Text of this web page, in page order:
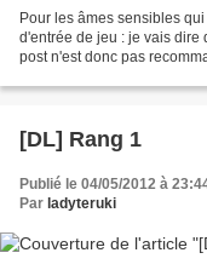
Pour les âmes sensibles
d'entrée de jeu : je vais dire
post n'est donc pas
[DL] Rang 1
Publié le 04/05/2012 à
Par ladyteruki